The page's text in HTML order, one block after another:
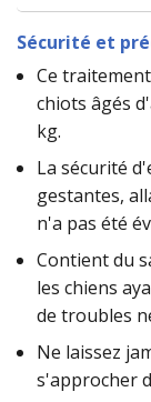
Sécurité et
Ce
chiots âgés
kg.
La sécurité
gestantes,
n'a pas été
Contient du
les chiens
de troubles
Ne laissez
s'approcher